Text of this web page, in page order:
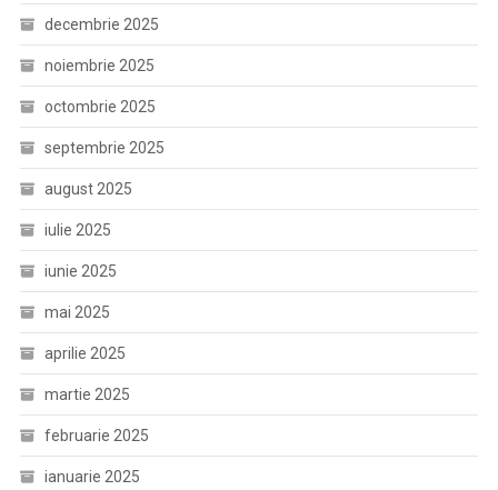
decembrie 2025
noiembrie 2025
octombrie 2025
septembrie 2025
august 2025
iulie 2025
iunie 2025
mai 2025
aprilie 2025
martie 2025
februarie 2025
ianuarie 2025